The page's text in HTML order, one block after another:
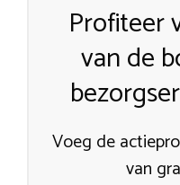
Profiteer
van de
Voeg de
van